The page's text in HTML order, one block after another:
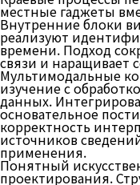
местные гаджеты
Внутренние блоки
реализуют
времени. Подход
связи и наращивает
Мультимодальные
изучение с
данных.
основательное
корректность
источников
применения.
Понятный
проектирования.